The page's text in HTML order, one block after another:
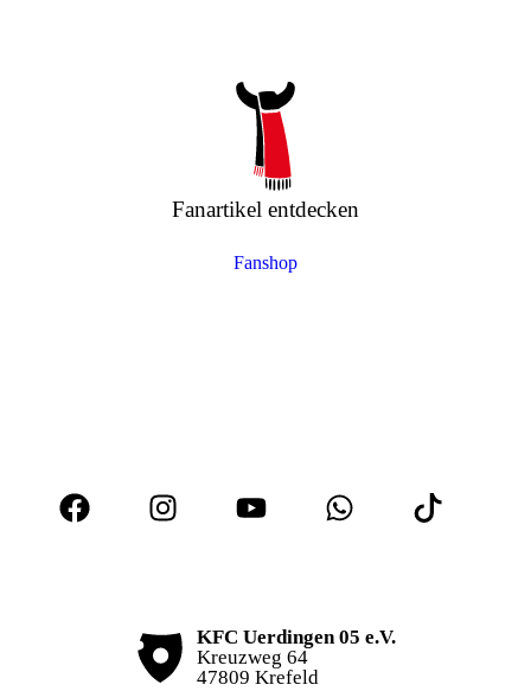
Fanartikel entdecken
Fanshop
KFC Uerdingen 05 e.V.
Kreuzweg 64
47809 Krefeld